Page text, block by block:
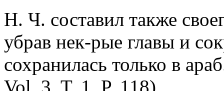
Н. Ч. составил также
убрав нек-рые главы и
сохранилась только в
Vol. 3. T. 1. P. 118).